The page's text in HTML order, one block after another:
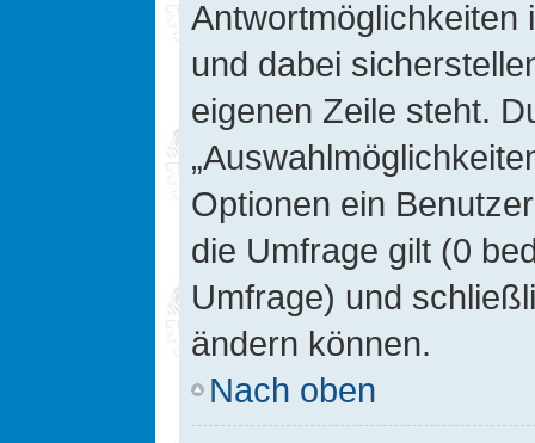
Antwortmöglichkeiten
und dabei
eigenen Zeile steht.
Optionen ein
die Umfrage gilt (0
Umfrage) und
ändern können.
Nach oben